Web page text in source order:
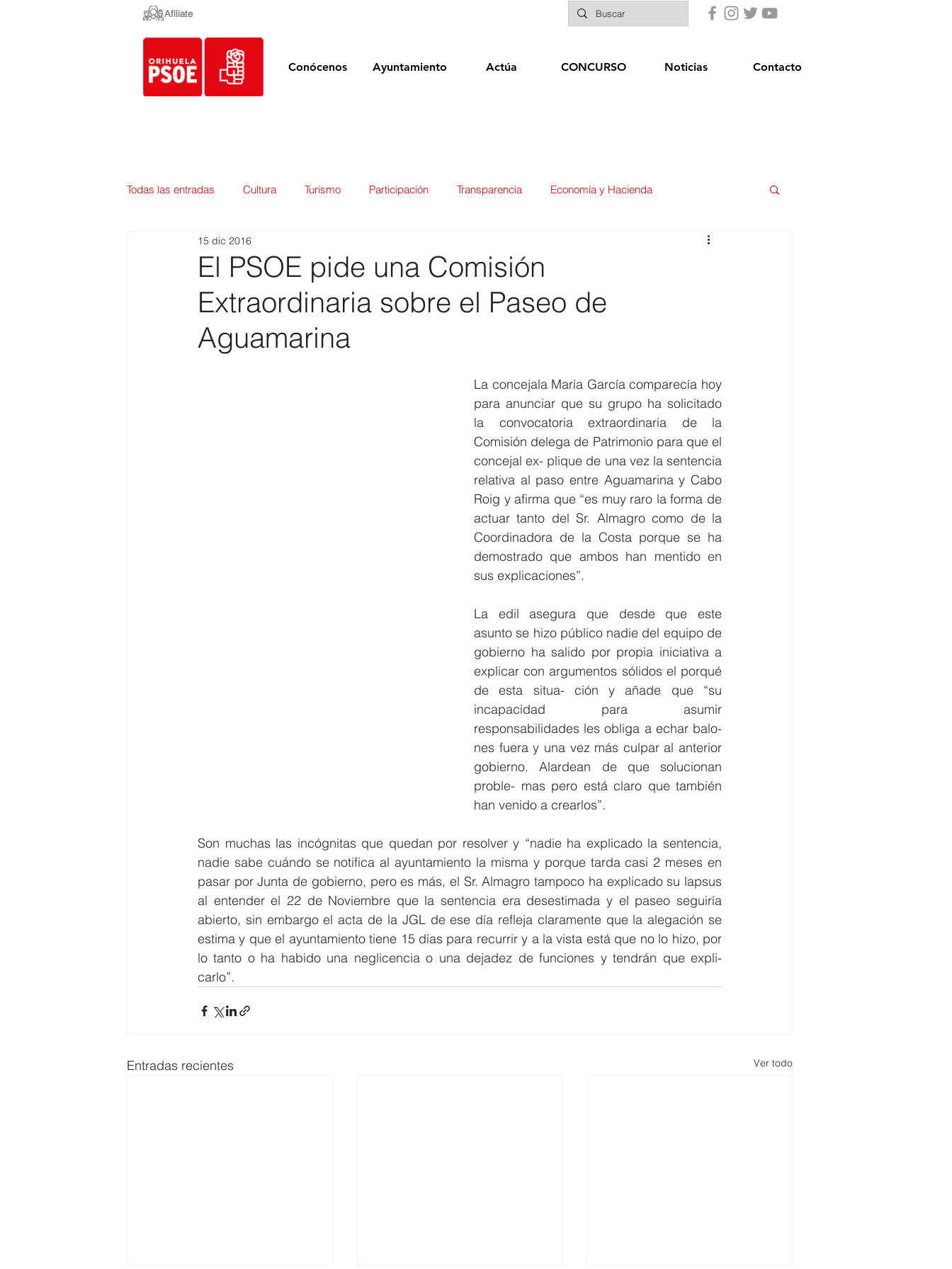
Afíliate
Conócenos Ayuntamiento Actúa CONCURSO Noticias Contacto
Todas las entradas Cultura Turismo Participación Transparencia Economía y Hacienda
Empleo y Contratación Seguridad Ciudadana
Urbanismo Mercados Educación Sanidad Patrimonio POLÍTICA
El PSOE pide una Comisión
Extraordinaria sobre el Paseo de
Aguamarina
15 dic 2016
La concejala María García comparecía hoy
para anunciar que su grupo ha solicitado
la convocatoria extraordinaria de la
Comisión delega de Patrimonio para que el
concejal ex- plique de una vez la sentencia
relativa al paso entre Aguamarina y Cabo
Roig y afirma que “es muy raro la forma de
actuar tanto del Sr. Almagro como de la
Coordinadora de la Costa porque se ha
demostrado que ambos han mentido en
sus explicaciones”.
La edil asegura que desde que este
asunto se hizo público nadie del equipo de
gobierno ha salido por propia iniciativa a
explicar con argumentos sólidos el porqué
de esta situa- ción y añade que “su
incapacidad para asumir
responsabilidades les obliga a echar balo-
nes fuera y una vez más culpar al anterior
gobierno. Alardean de que solucionan
proble- mas pero está claro que también
han venido a crearlos”.
Son muchas las incógnitas que quedan por resolver y “nadie ha explicado la sentencia,
nadie sabe cuándo se notifica al ayuntamiento la misma y porque tarda casi 2 meses en
pasar por Junta de gobierno, pero es más, el Sr. Almagro tampoco ha explicado su lapsus
al entender el 22 de Noviembre que la sentencia era desestimada y el paseo seguiría
abierto, sin embargo el acta de la JGL de ese día refleja claramente que la alegación se
estima y que el ayuntamiento tiene 15 días para recurrir y a la vista está que no lo hizo, por
lo tanto o ha habido una neglicencia o una dejadez de funciones y tendrán que expli-
carlo”.
Entradas recientes Ver todo